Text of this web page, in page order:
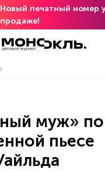
Новый печатный номер
продаже!
муж» по
пьесе